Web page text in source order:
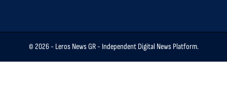
© 2026 - Leros News GR- Independent Digital News Platform.